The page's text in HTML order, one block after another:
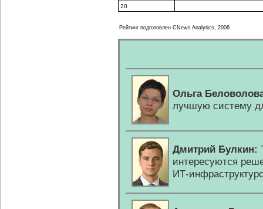
20
Рейтинг подготовлен CNews Analytics, 2006
Ольга
лучшую систему
Дмитрий Булкин:
интересуются
ИТ-